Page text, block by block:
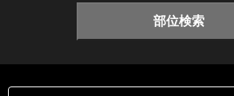
部位検索